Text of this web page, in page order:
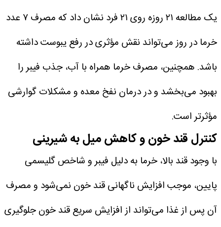
یک مطالعه ۲۱ روزه روی ۲۱ فرد نشان داد که مصرف ۷ عدد
خرما در روز می‌تواند نقش مؤثری در رفع یبوست داشته
باشد. همچنین، مصرف خرما همراه با آب، جذب فیبر را
بهبود می‌بخشد و در درمان نفخ معده و مشکلات گوارشی
مؤثرتر است.
کنترل قند خون و کاهش میل به شیرینی
با وجود قند بالا، خرما به دلیل فیبر و شاخص گلیسمی
پایین، موجب افزایش ناگهانی قند خون نمی‌شود و مصرف
آن پس از غذا می‌تواند از افزایش سریع قند خون جلوگیری